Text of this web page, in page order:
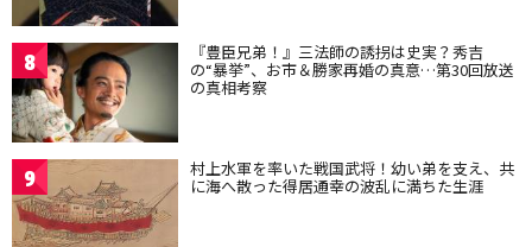
8 『豊臣兄弟！』三法師の誘拐は史実？秀吉
の“暴挙”、お市＆勝家再婚の真意…第30回放送
の真相考察
9 村上水軍を率いた戦国武将！幼い弟を支え、共
に海へ散った得居通幸の波乱に満ちた生涯